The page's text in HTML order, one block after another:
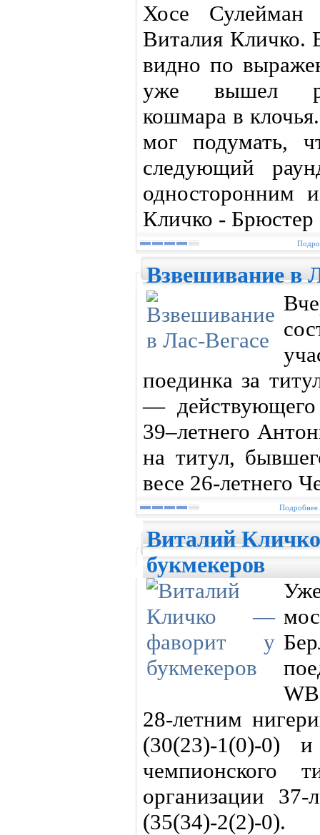
Хосе Сулейман
Виталия Кличко.
видно по
уже вышел
кошмара в
мог подумать,
следующий
односторонним
Кличко - Брюстер
Взвешивание в
поединка за
— действующего
39–летнего
на титул,
весе 26-летнего
Виталий
букмекеров
28-летним
(30(23)-1(0)-0) и
чемпионского
организации
(35(34)-2(2)-0).